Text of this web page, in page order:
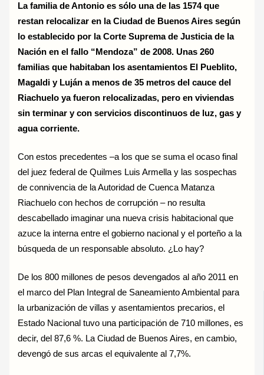
La familia de Antonio es sólo una de las 1574 que
restan relocalizar en la Ciudad de Buenos Aires según
lo establecido por la Corte Suprema de Justicia de la
Nación en el fallo “Mendoza” de 2008. Unas 260
familias que habitaban los asentamientos El Pueblito,
Magaldi y Luján a menos de 35 metros del cauce del
Riachuelo ya fueron relocalizadas, pero en viviendas
sin terminar y con servicios discontinuos de luz, gas y
agua corriente.
Con estos precedentes –a los que se suma el ocaso final
del juez federal de Quilmes Luis Armella y las sospechas
de connivencia de la Autoridad de Cuenca Matanza
Riachuelo con hechos de corrupción – no resulta
descabellado imaginar una nueva crisis habitacional que
azuce la interna entre el gobierno nacional y el porteño a la
búsqueda de un responsable absoluto. ¿Lo hay?
De los 800 millones de pesos devengados al año 2011 en
el marco del Plan Integral de Saneamiento Ambiental para
la urbanización de villas y asentamientos precarios, el
Estado Nacional tuvo una participación de 710 millones, es
decir, del 87,6 %. La Ciudad de Buenos Aires, en cambio,
devengó de sus arcas el equivalente al 7,7%.